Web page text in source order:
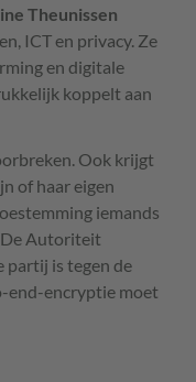
Theunissen
ICT en privacy. Ze
en digitale
koppelt aan
Ook krijgt
of haar eigen
iemands
Autoriteit
partij is tegen de
end­-encryptie moet